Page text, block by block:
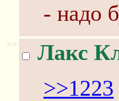
- надо
>> Лакс
>>1223